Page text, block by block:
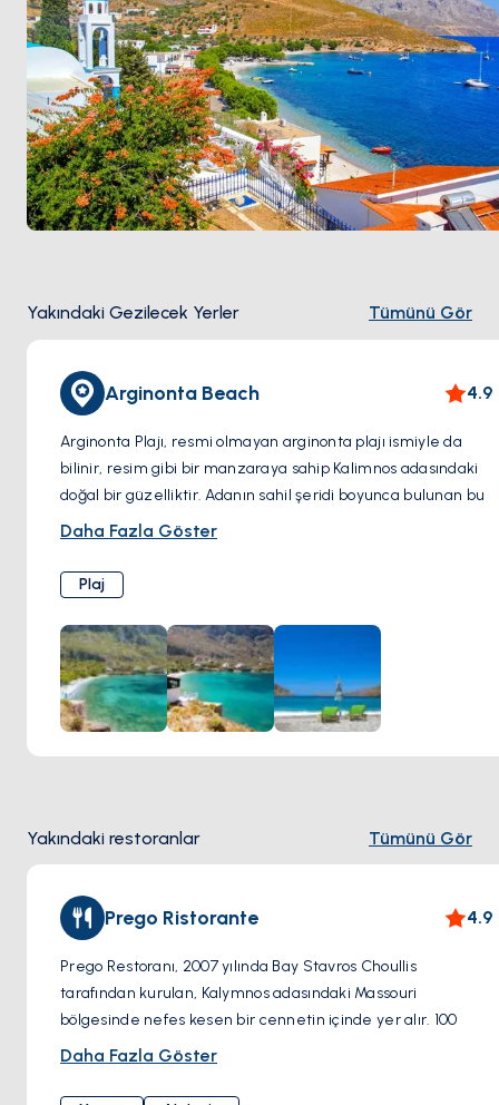
Yakındaki Gezilecek Yerler Tümünü Gör
Arginonta Beach 4.9
Arginonta Plajı, resmi olmayan arginonta plajı ismiyle da
bilinir, resim gibi bir manzaraya sahip Kalimnos adasındaki
doğal bir güzelliktir. Adanın sahil şeridi boyunca bulunan bu
büyüleyici plaj, Ege Denizi'nin nefes kesen manzaraları ve
Arginonta Plajı'nı ziyaret edenler, Akdeniz güneşinin
altında yumuşak kumlu kıyılarında güneşlenmenin keyfini
çıkarabilir veya berrak sularında serinleyebilirler. Sarp
kayalıklar ve yeşil bitki örtüsü ile çevrili olan plaj, dinlenmek
ve doğal güzelliklerin tadını çıkarmak isteyenler için bir
sığınak görevi görür. Arginonta Plajı ayrıca su sporları
meraklıları için popüler bir destinasyondur; sakin sularında
Daha Fazla Göster
Plaj
Yakındaki restoranlar Tümünü Gör
Prego Ristorante 4.9
Prego Restoranı, 2007 yılında Bay Stavros Choullis
tarafından kurulan, Kalymnos adasındaki Massouri
bölgesinde nefes kesen bir cennetin içinde yer alır. 100
kişiye kadar konuk ağırlayabilen muhteşem terasıyla, Prego
seçenekleri sunar.
Daha Fazla Göster